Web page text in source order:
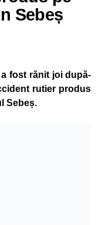
Sebeș
fost rănit joi după-
rutier produs
Sebeș.